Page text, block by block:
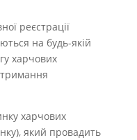
реєстрації
на будь-якій
харчових
харчових
який провадить